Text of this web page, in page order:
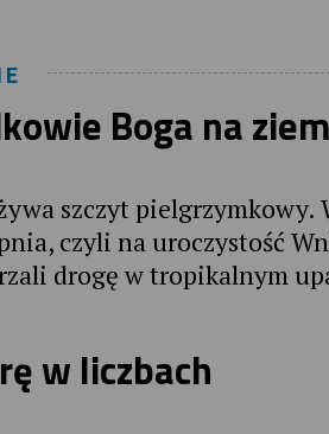
Boga na
szczyt
czyli na uroczystość
drogę w tropikalnym
w liczbach